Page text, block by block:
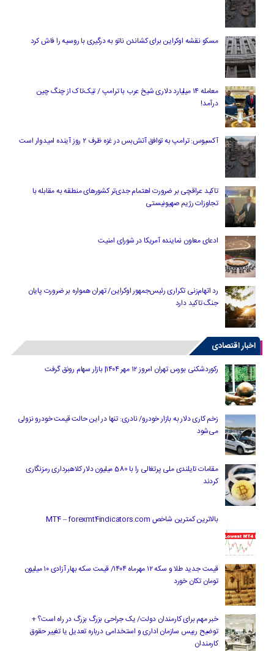
مسکو نقشه اوکراین برای کشاندن ناتو به درگیری با روسیه را فاش کرد
معامله ۱۴ میلیارد دلاری شیخ عرب با ترامپ / تیک‌تاک از چنگ چین
درآمد!
آکسیوس: ترامپ به توافق آتش‌بس در غزه ظرف ۲ روز آینده امیدوار است
تاکید عراقچی بر ضرورت اهتمام جدی‌تر کشورهای منطقه به مقابله با
تجاوزات رژیم صهیونیستی
ادعای معاون نماینده آمریکا در شورای امنیت
رد اتهام‌زنی تکراری رئیس‌جمهور اوکراین/ تهران همواره بر ضرورت پایان
جنگ تاکید دارد
اخبار اقتصادی
رکوردشکنی بورس تهران امروز ۱۲ مهر ۱۴۰۴| بازار سهام رونق گرفت
زخم کاری دلار به بازار خودرو/ نادری: تنها در این حالت قیمت خودرو نزولی
می‌شود
مقامات تایلندی ملی پرتغالی را با 580 میلیون دلار کلاهبرداری رمزنگاری
کردند
بالاترین کمترین شاخص MT4 – forexmt4indicators.com
قیمت جدید طلا و سکه ۱۲ مهرماه ۱۴۰۴/ قیمت سکه بهار آزادی ۱۰ میلیون
تومان تکان خورد
خبر مهم برای کارمندان دولت/ یک جراحی بزرگ بزرگ در راه است؟ +
توضیح رییس سازمان اداری و استخدامی درباره تعدیل یا تغییر حقوق
کارمندان